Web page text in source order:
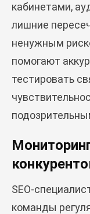
кабинетами,
лишние
ненужным
помогают
тестировать
SEO-
команды